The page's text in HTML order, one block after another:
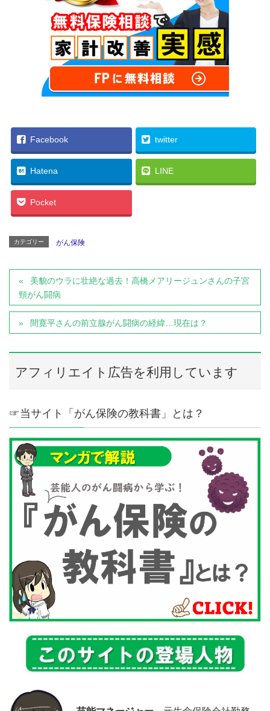
Facebook twitter
Hatena LINE
Pocket
カテゴリー がん保険
美貌のウラに壮絶な過去！高橋メアリージュンさんの子宮
頸がん闘病
間寛平さんの前立腺がん闘病の経緯…現在は？
アフィリエイト広告を利用しています
☞当サイト「がん保険の教科書」とは？